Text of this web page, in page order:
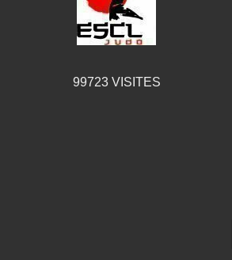
99723VISITES